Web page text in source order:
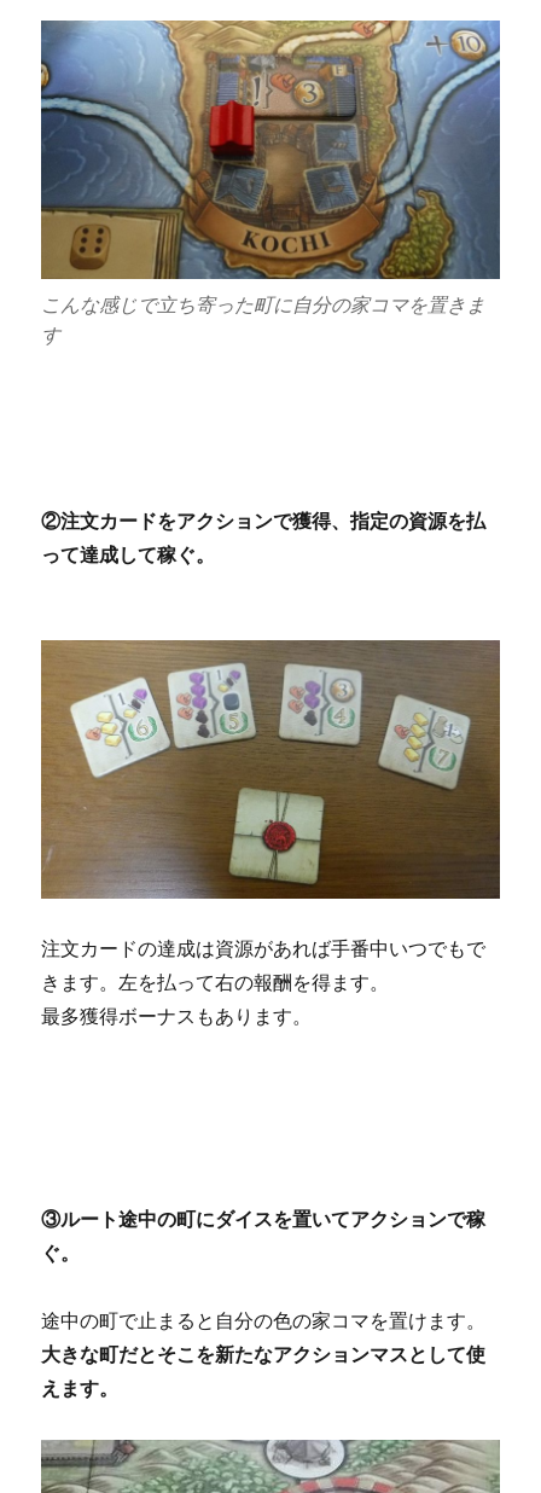
こんな感じで立ち寄った町に自分の家コマを置きま
す
②注文カードをアクションで獲得、指定の資源を払
って達成して稼ぐ。
注文カードの達成は資源があれば手番中いつでもで
きます。左を払って右の報酬を得ます。
最多獲得ボーナスもあります。
③ルート途中の町にダイスを置いてアクションで稼
ぐ。
途中の町で止まると自分の色の家コマを置けます。
大きな町だとそこを新たなアクションマスとして使
えます。